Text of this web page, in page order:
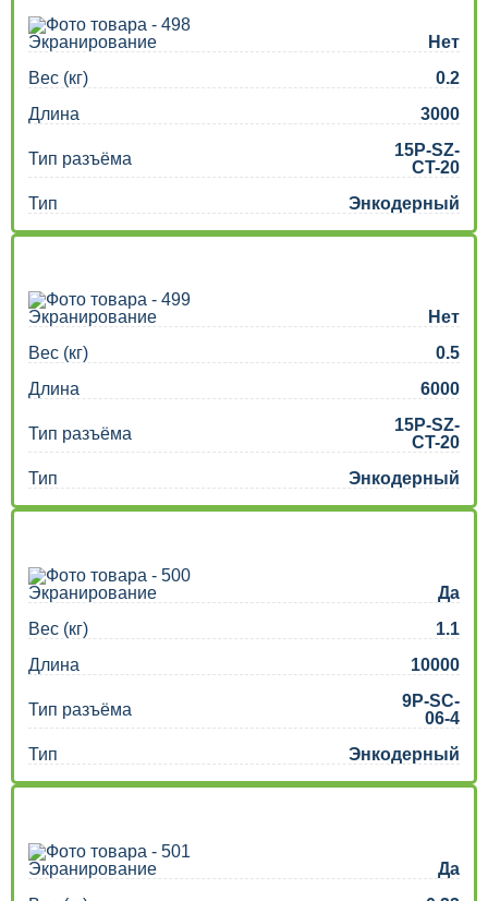
Экранирование
Нет
Вес (кг)
0.2
Длина
3000
Тип разъёма
15P-SZ-
CT-20
Тип
Энкодерный
Экранирование
Нет
Вес (кг)
0.5
Длина
6000
Тип разъёма
15P-SZ-
CT-20
Тип
Энкодерный
Экранирование
Да
Вес (кг)
1.1
Длина
10000
Тип разъёма
9P-SC-
06-4
Тип
Энкодерный
Экранирование
Да